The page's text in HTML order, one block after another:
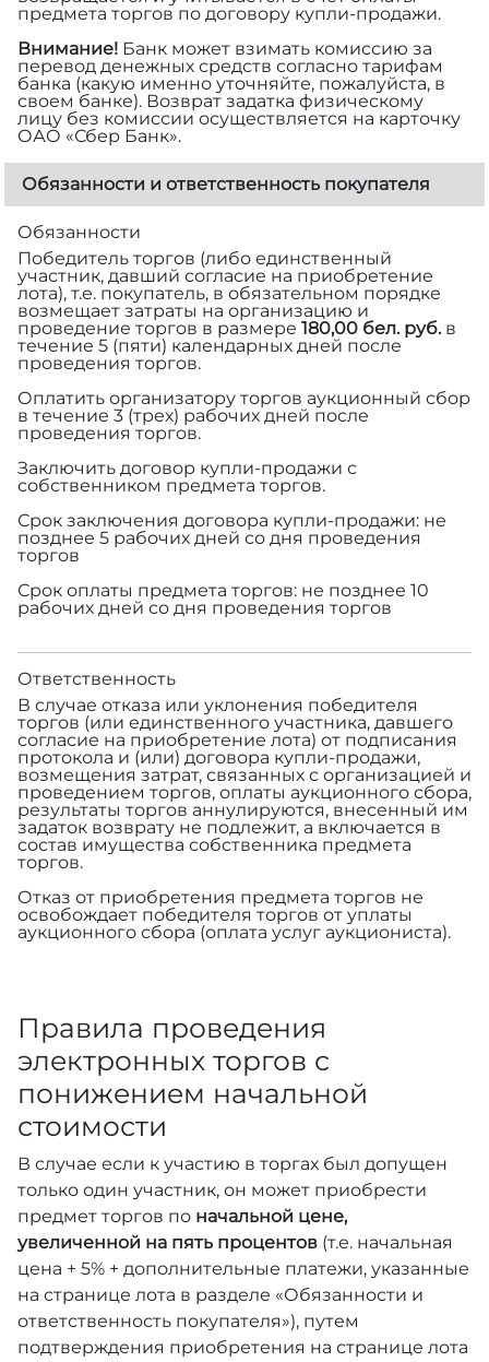
предмета торгов по договору купли-продажи.
Внимание! Банк может взимать комиссию за
перевод денежных средств согласно тарифам
банка (какую именно уточняйте, пожалуйста, в
своем банке). Возврат задатка физическому
лицу без комиссии осуществляется на карточку
ОАО «Сбер Банк».
Обязанности и ответственность покупателя
Обязанности
Победитель торгов (либо единственный
участник, давший согласие на приобретение
лота), т.е. покупатель, в обязательном порядке
возмещает затраты на организацию и
проведение торгов в размере 180,00 бел. руб.в
течение 5 (пяти) календарных дней после
проведения торгов.
Оплатить организатору торгов аукционный сбор
в течение 3 (трех) рабочих дней после
проведения торгов.
Заключить договор купли-продажи с
собственником предмета торгов.
Срок заключения договора купли-продажи: не
позднее 5 рабочих дней со дня проведения
торгов
Срок оплаты предмета торгов: не позднее 10
рабочих дней со дня проведения торгов
Ответственность
В случае отказа или уклонения победителя
торгов (или единственного участника, давшего
согласие на приобретение лота) от подписания
протокола и (или) договора купли-продажи,
возмещения затрат, связанных с организацией и
проведением торгов, оплаты аукционного сбора,
результаты торгов аннулируются, внесенный им
задаток возврату не подлежит, а включается в
состав имущества собственника предмета
торгов.
Отказ от приобретения предмета торгов не
освобождает победителя торгов от уплаты
аукционного сбора (оплата услуг аукциониста).
Правила проведения
электронных торгов с
понижением начальной
стоимости
В случае если к участию в торгах был допущен
только один участник, он может приобрести
предмет торгов по начальной цене,
увеличенной на пять процентов (т.е. начальная
цена + 5% + дополнительные платежи, указанные
на странице лота в разделе «Обязанности и
ответственность покупателя»), путем
подтверждения приобретения на странице лота